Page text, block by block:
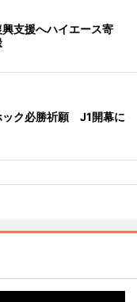
支援へハイエース寄
ック必勝祈願 J1開幕に